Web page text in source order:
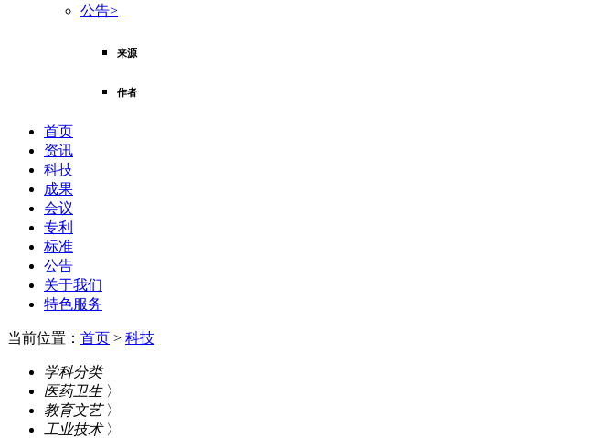
公告>
来源
作者
首页
资讯
科技
成果
会议
专利
标准
公告
关于我们
特色服务
当前位置： 首页 > 科技
学科分类
医药卫生 〉
教育文艺 〉
工业技术 〉